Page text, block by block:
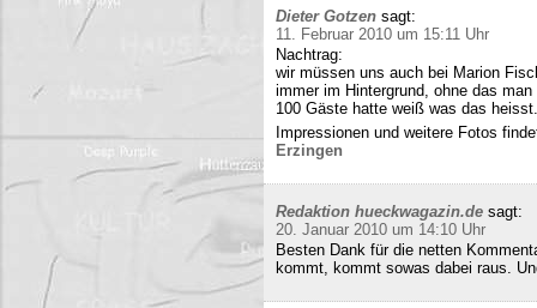
Dieter Gotzen sagt:
11. Februar 2010 um 15:11 Uhr
Nachtrag:
wir müssen uns auch bei Marion
immer im Hintergrund, ohne das
100 Gäste hatte weiß was das heisst.
Impressionen und weitere Fotos
Erzingen
Redaktion hueckwagazin.de sagt:
20. Januar 2010 um 14:10 Uhr
Besten Dank für die netten
kommt, kommt sowas dabei raus.